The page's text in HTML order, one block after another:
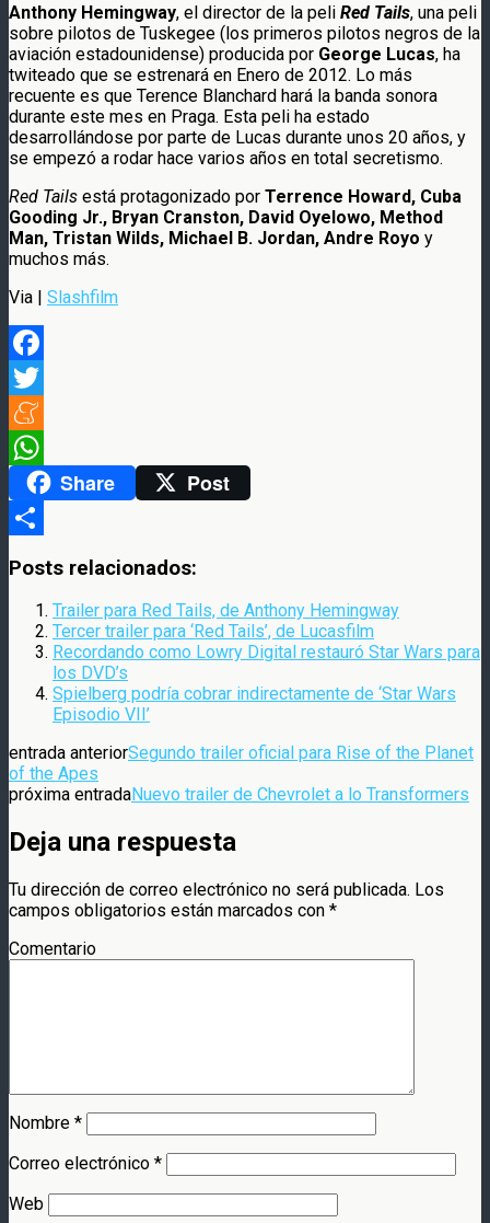
Anthony Hemingway, el director de la peli Red Tails, una peli
sobre pilotos de Tuskegee (los primeros pilotos negros de la
aviación estadounidense) producida por George Lucas, ha
twiteado que se estrenará en Enero de 2012. Lo más
recuente es que Terence Blanchard hará la banda sonora
durante este mes en Praga. Esta peli ha estado
desarrollándose por parte de Lucas durante unos 20 años, y
se empezó a rodar hace varios años en total secretismo.
Red Tails está protagonizado por Terrence Howard, Cuba
Gooding Jr., Bryan Cranston, David Oyelowo, Method
Man, Tristan Wilds, Michael B. Jordan, Andre Royo y
muchos más.
Via | Slashfilm
Facebook
Twitter
Meneame
WhatsAppShare Post
Posts relacionados:
Trailer para Red Tails, de Anthony Hemingway
Tercer trailer para ‘Red Tails’, de Lucasfilm
Recordando como Lowry Digital restauró Star Wars para
los DVD’s
Spielberg podría cobrar indirectamente de ‘Star Wars
Episodio VII’
entrada anteriorSegundo trailer oficial para Rise of the Planet
of the Apes
próxima entradaNuevo trailer de Chevrolet a lo Transformers
Deja una respuesta
Tu dirección de correo electrónico no será publicada. Los
campos obligatorios están marcados con *
Comentario
Nombre *
Correo electrónico *
Web